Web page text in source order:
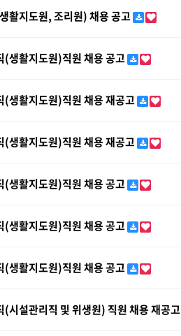
활지도원, 조리원) 채용 공고
(생활지도원)직원 채용 공고
(생활지도원)직원 채용 재공고
(생활지도원)직원 채용 재공고
(생활지도원)직원 채용 공고
(생활지도원)직원 채용 공고
(생활지도원)직원 채용 공고
(시설관리직 및 위생원) 직원 채용 재공고